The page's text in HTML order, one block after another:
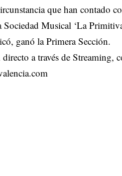
que han contado
Musical ‘La
ganó la Primera Sección.
a través de Streaming,